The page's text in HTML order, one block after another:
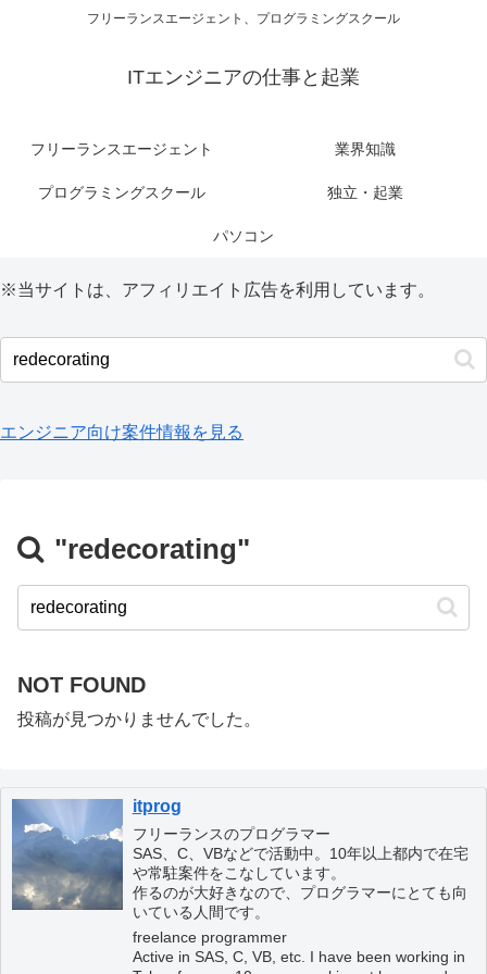
フリーランスエージェント、プログラミングスクール
ITエンジニアの仕事と起業
フリーランスエージェント 業界知識
プログラミングスクール 独立・起業
パソコン
※当サイトは、アフィリエイト広告を利用しています。
エンジニア向け案件情報を見る
"redecorating"
NOT FOUND
投稿が見つかりませんでした。
itprog
フリーランスのプログラマー
SAS、C、VBなどで活動中。10年以上都内で在宅
や常駐案件をこなしています。
作るのが大好きなので、プログラマーにとても向
いている人間です。
freelance programmer
Active in SAS, C, VB, etc. I have been working in